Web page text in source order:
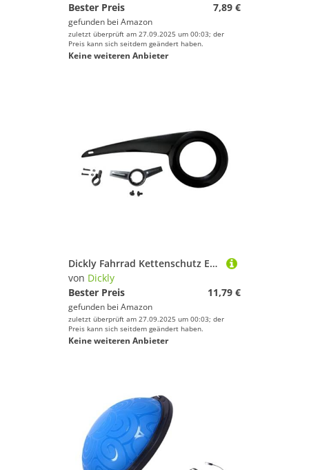
Sportschuhe
Wakeboarding
Geschlecht
Bester Preis
7,89 €
gefunden bei Amazon
zuletzt überprüft am 27.09.2025 um 00:03; der
Preis kann sich seitdem geändert haben.
Keine weiteren Anbieter
Dickly Fahrrad Kettenschutz Ersatz für 32T-38T Kurbeln, Fahrrad Kettenschutz für geeignet für Naben- oder Kettenschaltung, Fahrradzubehör für Rennrad, Citybike, Pendlerrad, Schwarzes Komplettset
von Dickly
Bester Preis
11,79 €
gefunden bei Amazon
zuletzt überprüft am 27.09.2025 um 00:03; der
Preis kann sich seitdem geändert haben.
Keine weiteren Anbieter